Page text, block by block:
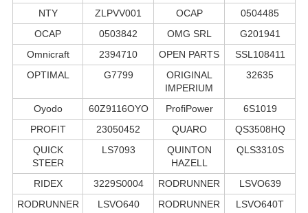
NTY
ZLPVV001 OCAP
0504485
OCAP
0503842 OMG SRL
G201941
Omnicraft
2394710 OPEN PARTS
SSL108411
OPTIMAL
G7799
ORIGINAL
IMPERIUM
32635
Oyodo 60Z9116OYO ProfiPower
6S1019
PROFIT
23050452 QUARO
QS3508HQ
QUICK
STEER
LS7093
QUINTON
HAZELL
QLS3310S
RIDEX 3229S0004 RODRUNNER
LSVO639
RODRUNNER
LSVO640 RODRUNNER
LSVO640T